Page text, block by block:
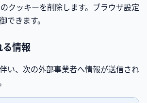
クッキーを削除します。ブラウザ設定
できます。
る情報
い、次の外部事業者へ情報が送信され